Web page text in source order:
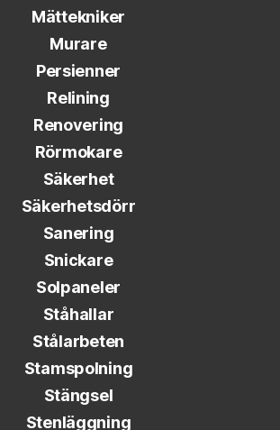
Mättekniker
Murare
Persienner
Relining
Renovering
Rörmokare
Säkerhet
Säkerhetsdörr
Sanering
Snickare
Solpaneler
Ståhallar
Stålarbeten
Stamspolning
Stängsel
Stenläggning